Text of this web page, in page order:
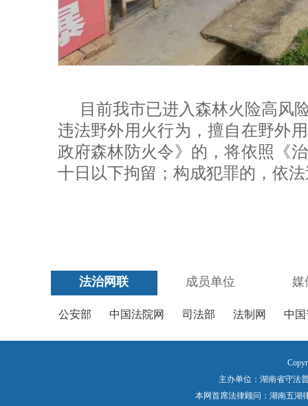
目前我市已进入森林火险高风
违法野外用火行为，擅自在野外
政府森林防火令》的，将依照《
十日以下拘留；构成犯罪的，依
法治网联 成员单位 媒
公安部 中国法院网 司法部 法制网 中
主办单位：湖南省守法
本网首席法律顾问：湖南五湖